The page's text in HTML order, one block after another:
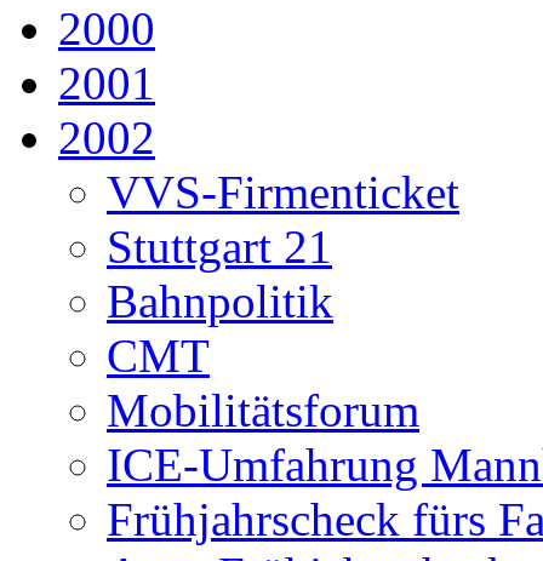
2000
2001
2002
VVS-Firmenticket
Stuttgart 21
Bahnpolitik
CMT
Mobilitätsforum
ICE-Umfahrung
Frühjahrscheck fürs